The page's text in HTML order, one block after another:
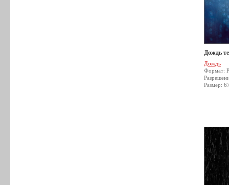
Дождь
Дождь
Формат:
Размер: